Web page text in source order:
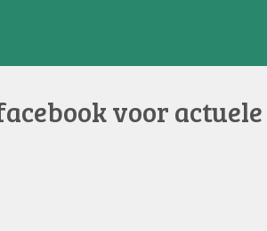
voor